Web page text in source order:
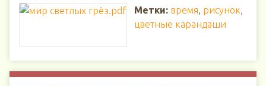
Метки: время, рисунок,
цветные карандаши